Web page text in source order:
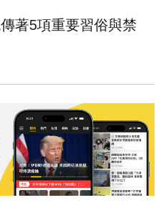
著5項重要習俗與禁